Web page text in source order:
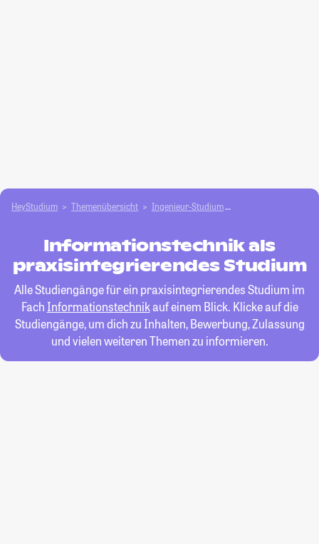
HeyStudium Themenübersicht Ingenieur-Studium
Informationstechnik als
praxisintegrierendes Studium
Alle Studiengänge für ein praxisintegrierendes Studium im
Fach Informationstechnikauf einem Blick. Klicke auf die
Studiengänge, um dich zu Inhalten, Bewerbung, Zulassung
und vielen weiteren Themen zu informieren.